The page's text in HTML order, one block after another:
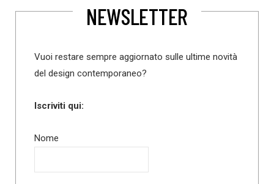
NEWSLETTER
Vuoi restare sempre aggiornato sulle ultime novità
del design contemporaneo?
Iscriviti qui:
Nome